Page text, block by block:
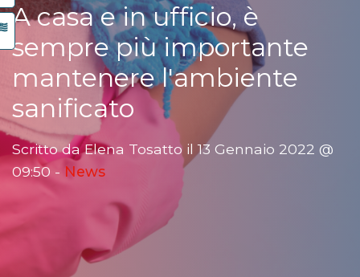
A casa e in ufficio, è
sempre più importante
mantenere l'ambiente
sanificato
Scritto da Elena Tosatto il 13 Gennaio 2022 @
09:50 - News